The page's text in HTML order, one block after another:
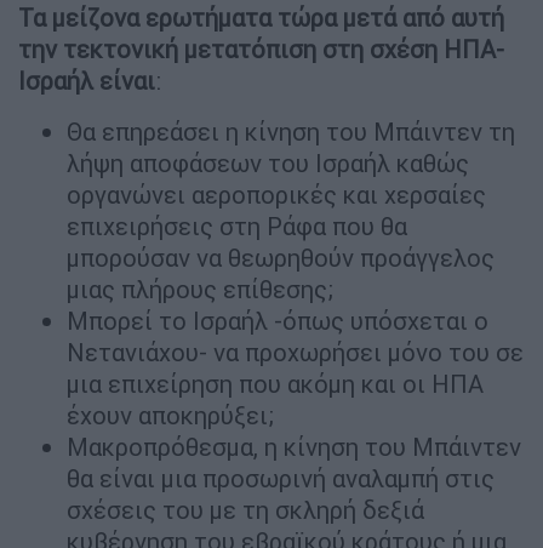
Τα μείζονα ερωτήματα τώρα μετά από αυτή
την τεκτονική μετατόπιση στη σχέση ΗΠΑ-
Ισραήλ είναι:
Θα επηρεάσει η κίνηση του Μπάιντεν τη
λήψη αποφάσεων του Ισραήλ καθώς
οργανώνει αεροπορικές και χερσαίες
επιχειρήσεις στη Ράφα που θα
μπορούσαν να θεωρηθούν προάγγελος
μιας πλήρους επίθεσης;
Μπορεί το Ισραήλ -όπως υπόσχεται ο
Νετανιάχου- να προχωρήσει μόνο του σε
μια επιχείρηση που ακόμη και οι ΗΠΑ
έχουν αποκηρύξει;
Μακροπρόθεσμα, η κίνηση του Μπάιντεν
θα είναι μια προσωρινή αναλαμπή στις
σχέσεις του με τη σκληρή δεξιά
κυβέρνηση του εβραϊκού κράτους ή μια